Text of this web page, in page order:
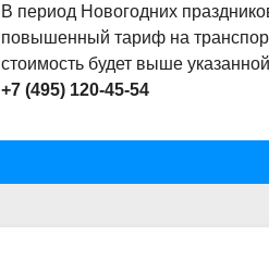
В период Новогодних
повышенный тариф на
стоимость будет выше
+7 (495) 120-45-54